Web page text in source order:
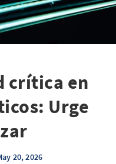
crítica en
Urge
20, 2026